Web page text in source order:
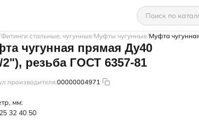
Фитинги стальные, чугунные Муфты чугунные Муфта
чугунная прямая Ду40
2"), резьба ГОСТ 6357-81
производителя:00000004971
мм:
25 32 40 50